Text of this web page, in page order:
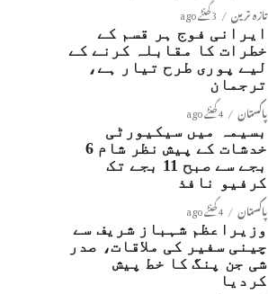
تازہ ترین 3 گھنٹے ago
ایرانی فوج ہر قسم کے
خطرات کا مقابلہ کرنے کے
لیے پوری طرح تیار ہے،
ترجمان
پاکستان 4 گھنٹے ago
بسیمہ میں سیکیورٹی
خدشات کے پیش نظر شام 6
بجے سے صبح 11 بجے تک
کرفیو نافذ
پاکستان 4 گھنٹے ago
وزیراعظم شہباز شریف سے
چینی سفیر کی ملاقات، صدر
شی جن پنگ کا خط پیش
کردیا